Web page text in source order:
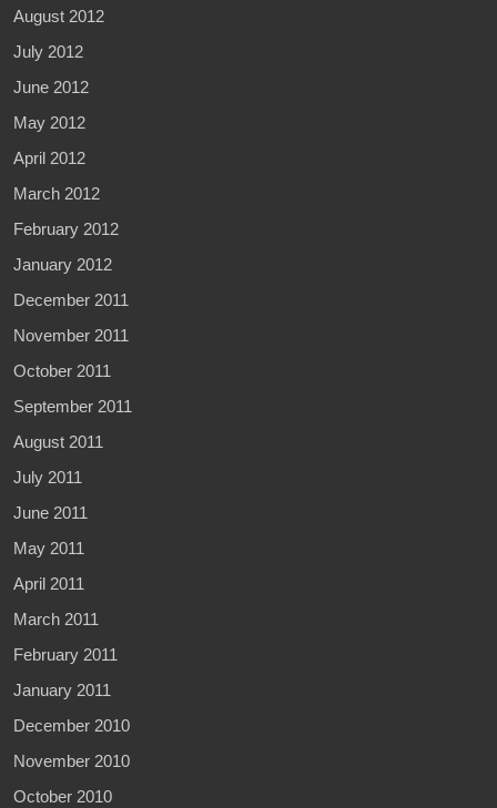
August 2012
July 2012
June 2012
May 2012
April 2012
March 2012
February 2012
January 2012
December 2011
November 2011
October 2011
September 2011
August 2011
July 2011
June 2011
May 2011
April 2011
March 2011
February 2011
January 2011
December 2010
November 2010
October 2010